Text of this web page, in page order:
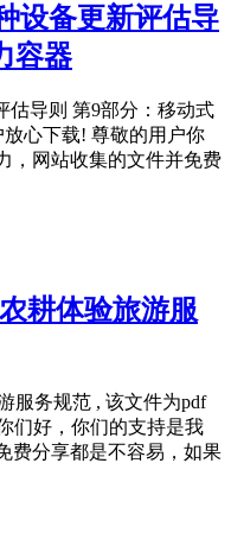
设备更新评估导
容器
估导则 第9部分：移动式
心下载! 尊敬的用户你
，网站收集的文件并免费
耕体验旅游服
服务规范 , 该文件为pdf
们好，你们的支持是我
费分享都是不容易，如果